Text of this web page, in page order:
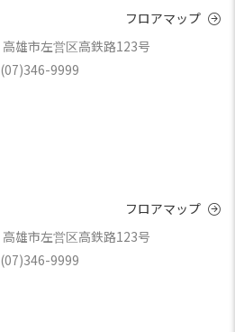
フロアマップ
高雄市左営区高鉄路123号
(07)346-9999
フロアマップ
高雄市左営区高鉄路123号
(07)346-9999